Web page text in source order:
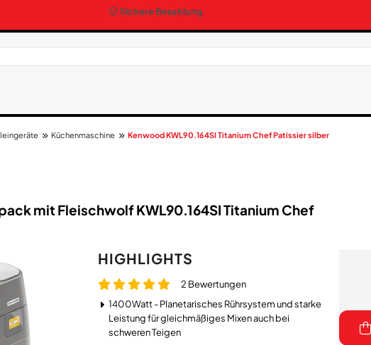
Sichere Bezahlung
Küchenmaschine Kenwood KWL90.164SI Titanium Chef Patissier silber
mit Fleischwolf KWL90.164SI Titanium Chef
HIGHLIGHTS
2 Bewertungen
1400Watt - Planetarisches Rührsystem und starke
Leistung für gleichmäßiges Mixen auch bei
schweren Teigen